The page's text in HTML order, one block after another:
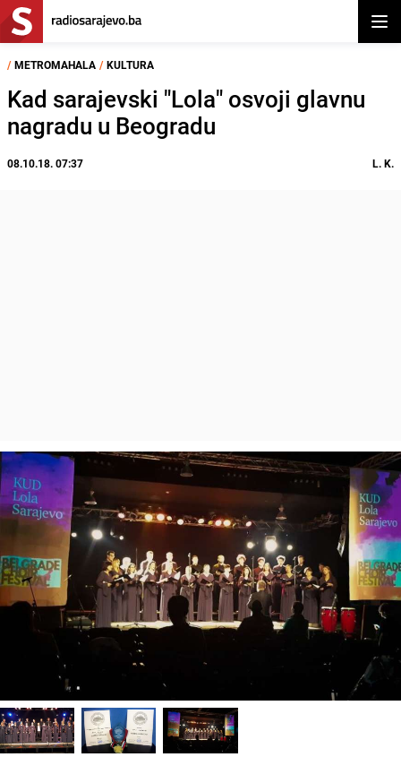
/ METROMAHALA / KULTURA
Kad sarajevski "Lola" osvoji glavnu
nagradu u Beogradu
08.10.18. 07:37 L. K.